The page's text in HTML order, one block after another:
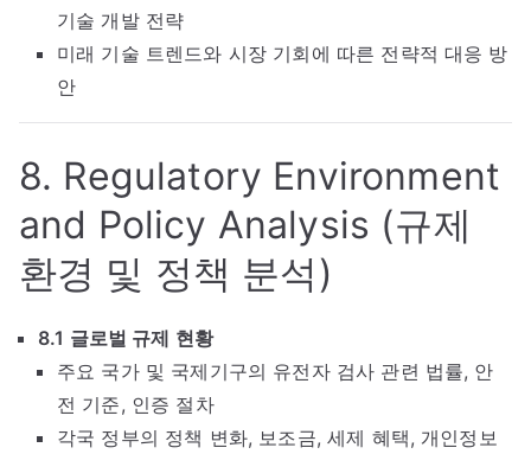
기술 개발 전략
미래 기술 트렌드와 시장 기회에 따른 전략적 대응 방
안
8. Regulatory Environment
and Policy Analysis (규제
환경 및 정책 분석)
8.1 글로벌 규제 현황
주요 국가 및 국제기구의 유전자 검사 관련 법률, 안
전 기준, 인증 절차
각국 정부의 정책 변화, 보조금, 세제 혜택, 개인정보